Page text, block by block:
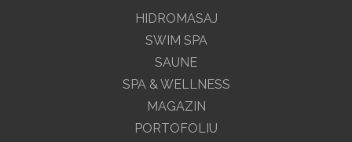
HIDROMASAJ
SWIM SPA
SAUNE
SPA & WELLNESS
MAGAZIN
PORTOFOLIU